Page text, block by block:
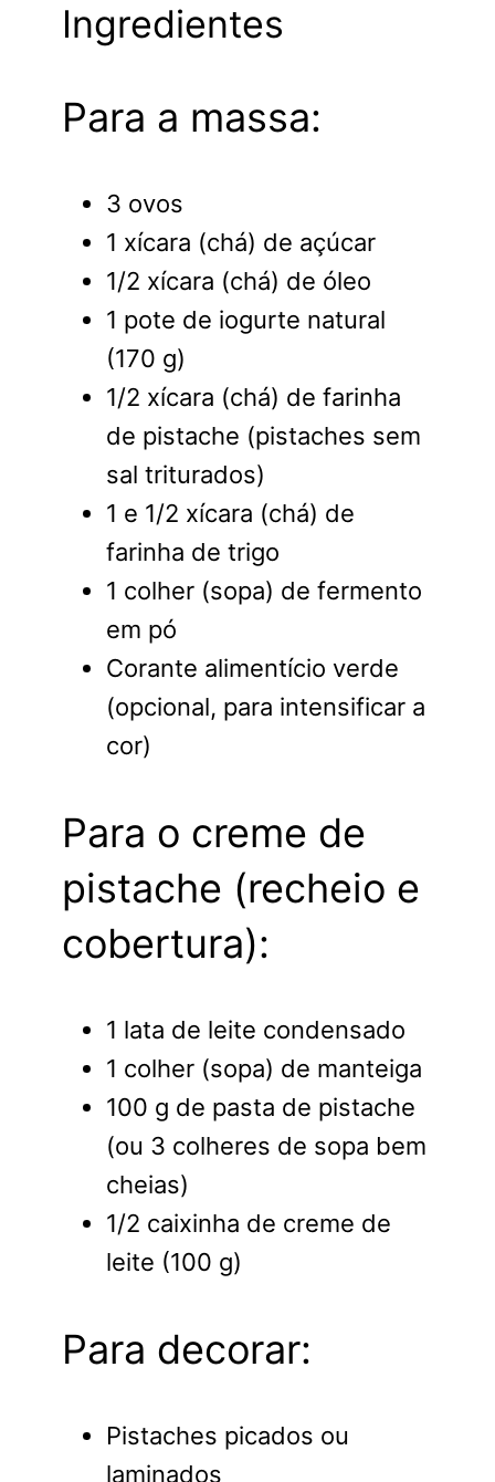
Ingredientes
Para a massa:
3 ovos
1 xícara (chá) de açúcar
1/2 xícara (chá) de óleo
1 pote de iogurte natural
(170 g)
1/2 xícara (chá) de farinha
de pistache (pistaches sem
sal triturados)
1 e 1/2 xícara (chá) de
farinha de trigo
1 colher (sopa) de fermento
em pó
Corante alimentício verde
(opcional, para intensificar a
cor)
Para o creme de
pistache (recheio e
cobertura):
1 lata de leite condensado
1 colher (sopa) de manteiga
100 g de pasta de pistache
(ou 3 colheres de sopa bem
cheias)
1/2 caixinha de creme de
leite (100 g)
Para decorar:
Pistaches picados ou
laminados